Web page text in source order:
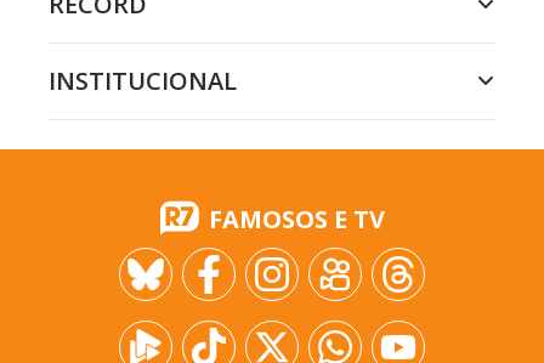
INSTITUCIONAL
FAMOSOS E TV